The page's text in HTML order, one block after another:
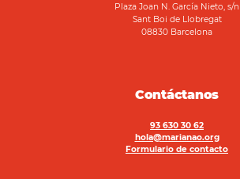
Plaza Joan N. García Nieto, s/n
Sant Boi de Llobregat
08830 Barcelona
Contáctanos
93 630 30 62
hola@marianao.org
Formulario de contacto